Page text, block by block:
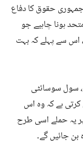
حقوق کا دفاع
ہونا چاہیے جو
سے پہلے کہ بہت
سول سوسائٹی
کرتی ہے کہ وہ اس
پر یہ حملے اسی طرح
بن جائیں گے۔